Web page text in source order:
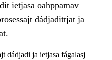
ietjasa oahppamav
dádjadittjat ja
dádjadi ja ietjasa fágalasj